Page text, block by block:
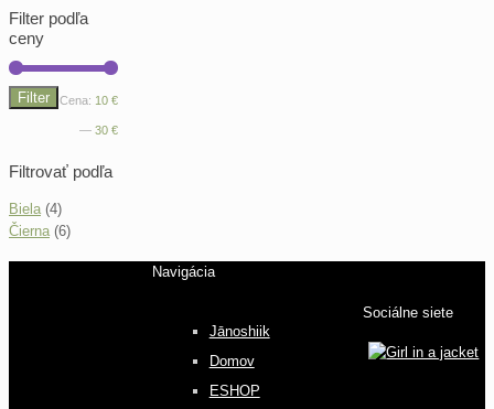
Filter podľa
ceny
Minimálna
cena
Maximálna
cena
Filter Cena: 10 €
—30 €
Filtrovať podľa
Biela (4)
Čierna (6)
Navigácia
Jānoshiik
Domov
ESHOP
Sociálne siete